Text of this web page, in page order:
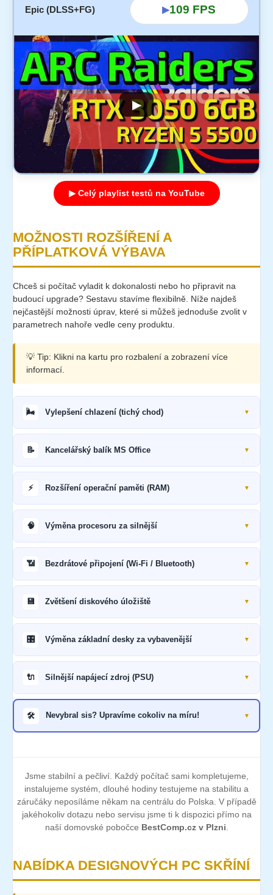
Epic (DLSS+FG) ▶109 FPS
▶
▶ Celý playlist testů na YouTube
MOŽNOSTI ROZŠÍŘENÍ A
PŘÍPLATKOVÁ VÝBAVA
Chceš si počítač vyladit k dokonalosti nebo ho připravit na
budoucí upgrade? Sestavu stavíme flexibilně. Níže najdeš
nejčastější možnosti úprav, které si můžeš jednoduše zvolit v
parametrech nahoře vedle ceny produktu.
💡 Tip: Klikni na kartu pro rozbalení a zobrazení více
informací.
🌬️ Vylepšení chlazení (tichý chod)
📝 Kancelářský balík MS Office
⚡ Rozšíření operační paměti (RAM)
🧠 Výměna procesoru za silnější
📶 Bezdrátové připojení (Wi-Fi / Bluetooth)
💾 Zvětšení diskového úložiště
🎛️ Výměna základní desky za vybavenější
🔌 Silnější napájecí zdroj (PSU)
🛠️ Nevybral sis? Upravíme cokoliv na míru!
Jsme stabilní a pečliví. Každý počítač sami kompletujeme,
instalujeme systém, dlouhé hodiny testujeme na stabilitu a
záručáky neposíláme někam na centrálu do Polska. V případě
jakéhokoliv dotazu nebo servisu jsme ti k dispozici přímo na
naší domovské pobočce BestComp.cz v Plzni
NABÍDKA DESIGNOVÝCH PC SKŘÍNÍ